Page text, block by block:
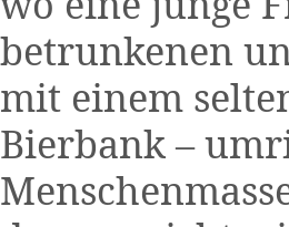
betrunkenen
mit einem
Bierbank –